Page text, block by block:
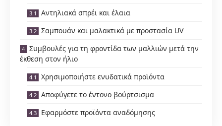
Αντηλιακά σπρέι και έλαια
Σαμπουάν και μαλακτικά με προστασία UV
Συμβουλές για τη φροντίδα των μαλλιών μετά την
έκθεση στον ήλιο
Χρησιμοποιήστε ενυδατικά προϊόντα
Αποφύγετε το έντονο βούρτσισμα
Εφαρμόστε προϊόντα αναδόμησης